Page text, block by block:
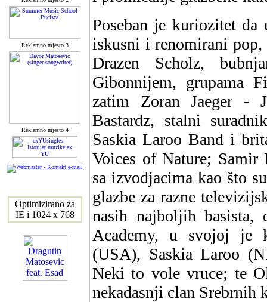
Reklamno mjesto 3
Reklamno mjesto 4
Optimizirano za
IE i 1024 x 768
Poseban je kuriozitet da
iskusni i renomirani
Drazen Scholz,
Gibonnijem, grupama
zatim Zoran Jaeger -
Bastardz, stalni
Saskia Laroo Band i
Voices of Nature; Samir
sa izvodjacima kao što
glazbe za razne
nasih najboljih basista,
Academy, u svojoj je
(USA), Saskia Laroo
Neki to vole vruce; te
nekadasnji clan Srebrnih